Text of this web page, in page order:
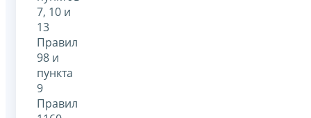
7, 10 и
13
Правил
98 и
пункта
9
Правил